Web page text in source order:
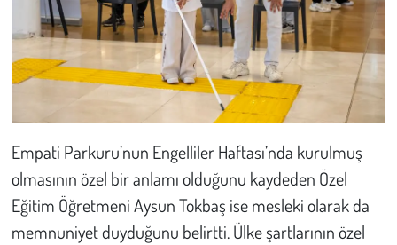
Empati Parkuru’nun Engelliler Haftası’nda kurulmuş
olmasının özel bir anlamı olduğunu kaydeden Özel
Eğitim Öğretmeni Aysun Tokbaş ise mesleki olarak da
memnuniyet duyduğunu belirtti. Ülke şartlarının özel